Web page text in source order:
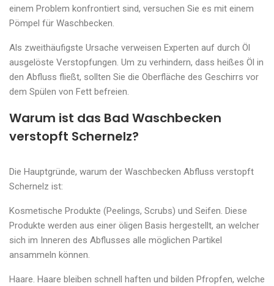
einem Problem konfrontiert sind, versuchen Sie es mit einem
Pömpel für Waschbecken.
Als zweithäufigste Ursache verweisen Experten auf durch Öl
ausgelöste Verstopfungen. Um zu verhindern, dass heißes Öl in
den Abfluss fließt, sollten Sie die Oberfläche des Geschirrs vor
dem Spülen von Fett befreien.
Warum ist das Bad Waschbecken
verstopft Schernelz?
Die Hauptgründe, warum der Waschbecken Abfluss verstopft
Schernelz ist:
Kosmetische Produkte (Peelings, Scrubs) und Seifen. Diese
Produkte werden aus einer öligen Basis hergestellt, an welcher
sich im Inneren des Abflusses alle möglichen Partikel
ansammeln können.
Haare. Haare bleiben schnell haften und bilden Pfropfen, welche